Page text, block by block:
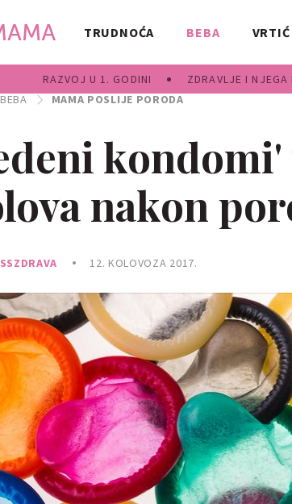
TRUDNOĆA BEBA
RAZVOJ U 1. GODINI ZDRAVLJE I NJEGA
VRTIĆ
BEBA MAMA POSLIJE PORODA
nakon
12. KOLOVOZA 2017.